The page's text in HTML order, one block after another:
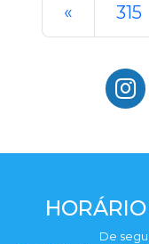
« 315
De